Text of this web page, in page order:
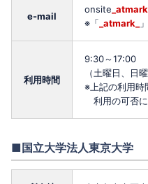
e-mail
onsite _atmark_
※「 _atmark_
利用時間
9:30～17:00
（土曜日、日
※上記の利用時
利用の可否
■国立大学法人東京大学